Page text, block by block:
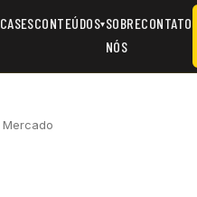
CASESCONTEÚDOS▾SOBRE
NÓS
CONTATO
Mercado